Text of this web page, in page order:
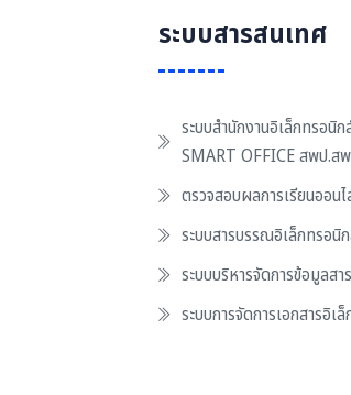
ระบบสารสนเทศ
ระบบสำนักงานอิเล็กทรอนิก
SMART OFFICE สพป.ส
ตรวจสอบผลการเรียนออน
ระบบสารบรรณอิเล็กทรอนิ
ระบบบริหารจัดการข้อมูลสา
ระบบการจัดการเอกสารอิเ